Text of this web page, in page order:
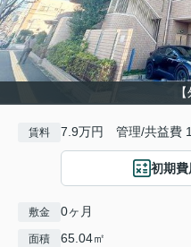
賃料 7.9万円 管理/共益費
初期
敷金 0ヶ月
面積 65.04㎡